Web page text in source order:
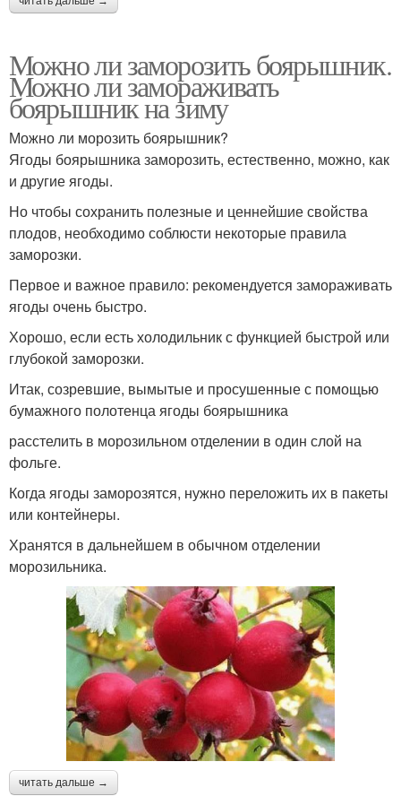
Можно ли заморозить боярышник.
Можно ли замораживать
боярышник на зиму
Можно ли морозить боярышник?
Ягоды боярышника заморозить, естественно, можно, как
и другие ягоды.
Но чтобы сохранить полезные и ценнейшие свойства
плодов, необходимо соблюсти некоторые правила
заморозки.
Первое и важное правило: рекомендуется замораживать
ягоды очень быстро.
Хорошо, если есть холодильник с функцией быстрой или
глубокой заморозки.
Итак, созревшие, вымытые и просушенные с помощью
бумажного полотенца ягоды боярышника
расстелить в морозильном отделении в один слой на
фольге.
Когда ягоды заморозятся, нужно переложить их в пакеты
или контейнеры.
Хранятся в дальнейшем в обычном отделении
морозильника.
читать дальше →